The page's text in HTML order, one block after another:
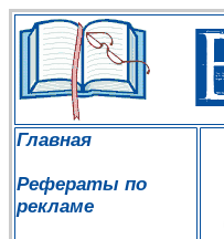
Главная
Рефераты по
рекламе